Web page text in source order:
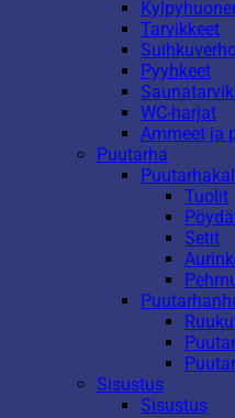
Tarvikkeet
Pyyhkeet
WC-harjat
Ammeet ja
Puutarha
Tuolit
Setit
Sisustus
Sisustus